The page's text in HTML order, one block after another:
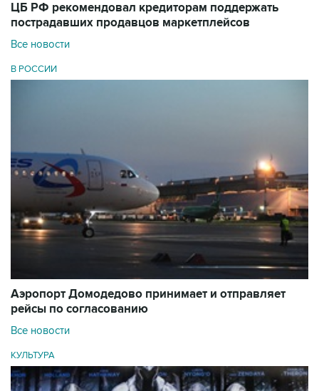
ЦБ РФ рекомендовал кредиторам поддержать
пострадавших продавцов маркетплейсов
Все новости
В РОССИИ
Аэропорт Домодедово принимает и отправляет
рейсы по согласованию
Все новости
КУЛЬТУРА